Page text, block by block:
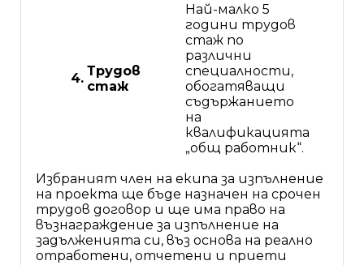
4. Трудов
стаж
Най-малко 5
години трудов
стаж по
различни
специалности,
обогатяващи
съдържанието
на
квалификацията
„общ работник“.
Избраният член на екипа за изпълнение
на проекта ще бъде назначен на срочен
трудов договор и ще има право на
възнаграждение за изпълнение на
задълженията си, въз основа на реално
отработени, отчетени и приети